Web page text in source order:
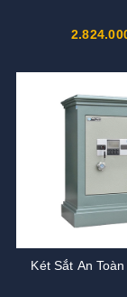
Két Sắt An